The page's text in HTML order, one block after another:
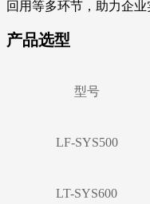
回用等多环节，助力企
产品选型
型号
LF-SYS500
LT-SYS600